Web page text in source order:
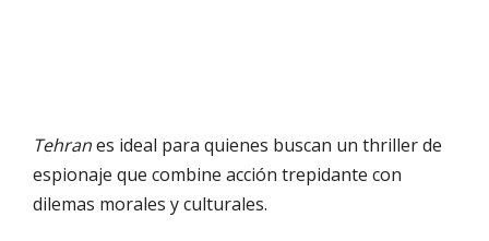
Tehranes ideal para quienes buscan un thriller de
espionaje que combine acción trepidante con
dilemas morales y culturales.